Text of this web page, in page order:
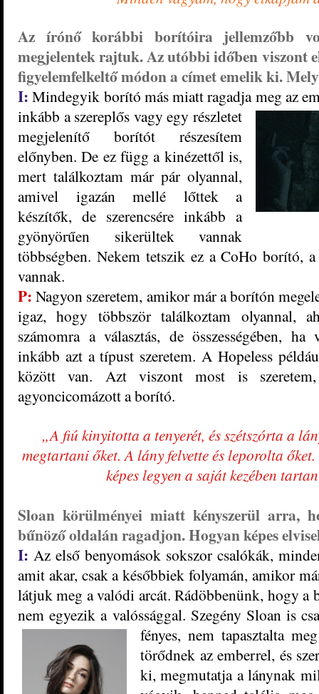
Az írónő korábbi borítóira jellemzőbb
megjelentek rajtuk. Az utóbbi időben viszont
figyelemfelkeltő módon a címet emelik ki.
I: Mindegyik borító más miatt ragadja meg az
inkább aszereplős vagy egy részletet
megjelenítő borítót részesítem
előnyben. De ez függ a kinézettől is,
mert találkoztam már pár olyannal,
amivel igazán mellé lőttek a
készítők, de szerencsére inkább a
gyönyörűen sikerültek vannak
többségben. Nekem tetszik ez a CoHo borító,
vannak.
P: Nagyon szeretem, amikor már a borítón
igaz, hogy többször találkoztam olyannal,
számomra a választás, de összességében,
inkább azt a típust szeretem. A Hopeless
között van. Azt viszont most is
agyoncicomázott a borító.
„A fiú kinyitotta a tenyerét, és szétszórta a
megtartani őket. A lány felvette és leporolta
képes legyen a saját kezében
Sloan körülményei miatt kényszerül arra,
bűnöző oldalán ragadjon. Hogyan képes
I: Az első benyomások sokszor csalókák,
amit akar, csak a későbbiek folyamán, amikor
látjuk meg a valódi arcát. Rádöbbenünk, hogy a
nem egyezik a valóssággal. Szegény Sloan is
fényes, nem tapasztalta
törődnek az emberrel, és
ki, megmutatja a lánynak